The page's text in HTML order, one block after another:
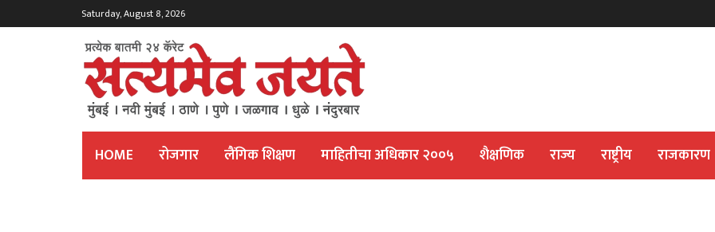
Saturday, August 8, 2026
HOME रोजगार लैंगिक शिक्षण माहितीचा अधिकार २००५ शैक्षणिक राज्य राष्ट्रीय राजकारण